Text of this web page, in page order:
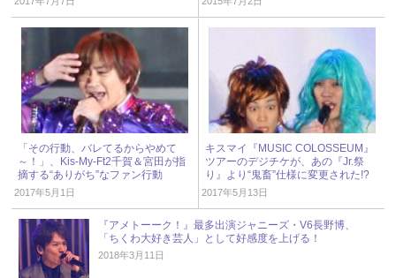
「その行動、バレてるからやめて
～！」、Kis-My-Ft2千賀＆宮田が指
摘する“ありがち”なファン行動
2017年5月1日
キスマイ『MUSIC COLOSSEUM』
ツアーのデジチケが、あの『Jr.祭
り』より“鬼畜”仕様に変更された!?
2017年5月13日
『アメトーーク！』最多出演ジャニーズ・V6長野博、
「ちくわ大好き芸人」として好感度を上げる！
2018年3月11日